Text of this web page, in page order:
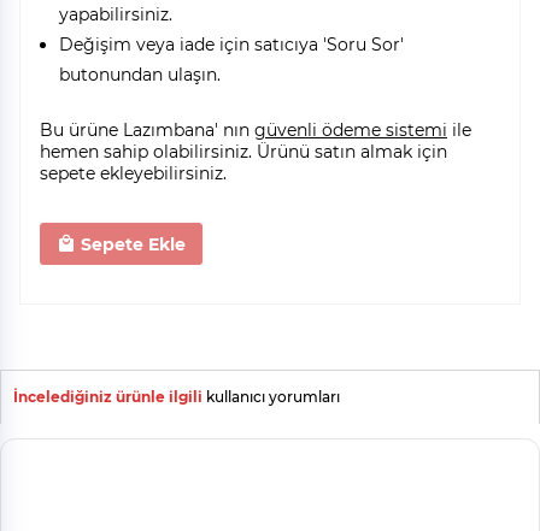
yapabilirsiniz.
Değişim veya iade için satıcıya 'Soru Sor'
butonundan ulaşın.
Bu ürüne Lazımbana' nın güvenli ödeme sistemi ile
hemen sahip olabilirsiniz. Ürünü satın almak için
sepete ekleyebilirsiniz.
Sepete Ekle
İncelediğiniz ürünle ilgili kullanıcı yorumları